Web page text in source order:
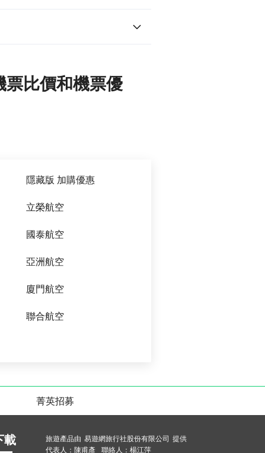
票比價和機票優
隱藏版 加購優惠
立榮航空
國泰航空
亞洲航空
廈門航空
聯合航空
菁英招募
載
旅遊產品由 易遊網旅行社股份有限公司 提供
代表人：陳甫彥 聯絡人：楊江萍